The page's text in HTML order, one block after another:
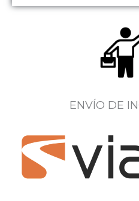
ENVÍO DE